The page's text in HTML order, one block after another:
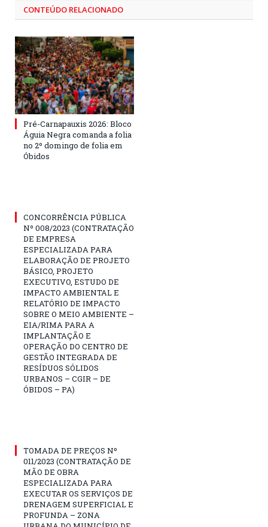
CONTEÚDO RELACIONADO
Pré-Carnapauxis 2026: Bloco
Águia Negra comanda a folia
no 2º domingo de folia em
Óbidos
CONCORRÊNCIA PÚBLICA
Nº 008/2023 (CONTRATAÇÃO
DE EMPRESA
ESPECIALIZADA PARA
ELABORAÇÃO DE PROJETO
BÁSICO, PROJETO
EXECUTIVO, ESTUDO DE
IMPACTO AMBIENTAL E
RELATÓRIO DE IMPACTO
SOBRE O MEIO AMBIENTE –
EIA/RIMA PARA A
IMPLANTAÇÃO E
OPERAÇÃO DO CENTRO DE
GESTÃO INTEGRADA DE
RESÍDUOS SÓLIDOS
URBANOS – CGIR – DE
ÓBIDOS – PA)
TOMADA DE PREÇOS Nº
011/2023 (CONTRATAÇÃO DE
MÃO DE OBRA
ESPECIALIZADA PARA
EXECUTAR OS SERVIÇOS DE
DRENAGEM SUPERFICIAL E
PROFUNDA – ZONA